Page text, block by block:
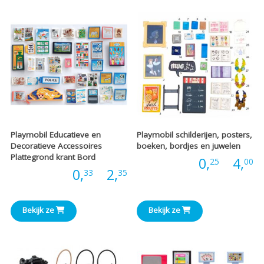
Playmobil Educatieve en
Decoratieve Accessoires
Plattegrond krant Bord
0,33 2,35Prijsklasse:
€0,33
tot
Bekijk ze
Playmobil schilderijen, posters,
boeken, bordjes en juwelen
0,25 4,00
Bekijk ze